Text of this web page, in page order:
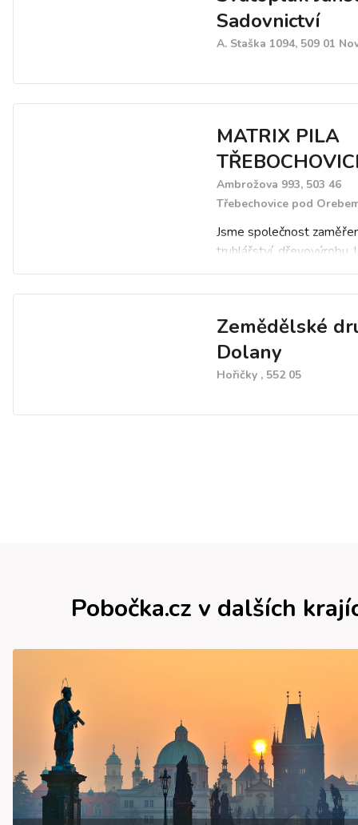
Sadovnictví
A. Staška 1094, 509 01
MATRIX PILA
Ambrožova 993, 503 46
Třebechovice pod
Jsme společnost
truhlářství, dřevovýrobu,
práce, těžbu a
ostatních surovin.
automotive,
oken, provoz hotelu a
dřevocentrum.
Zemědělské
Dolany
Hořičky , 552 05
Pobočka.cz v dalších